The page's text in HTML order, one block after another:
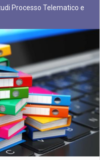
Processo Telematico e